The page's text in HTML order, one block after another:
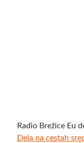
Radio Brežice Eu
Dela na cestah